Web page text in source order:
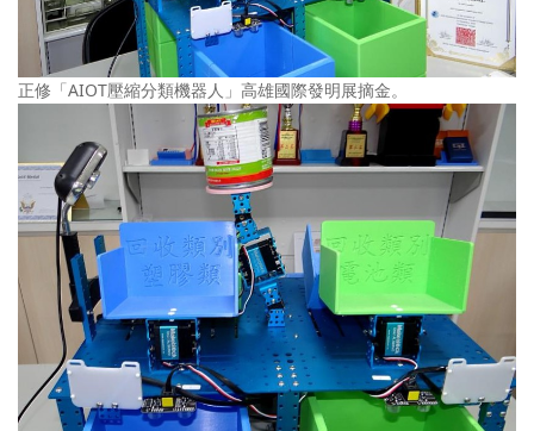
正修「AIOT壓縮分類機器人」高雄國際發明展摘金。